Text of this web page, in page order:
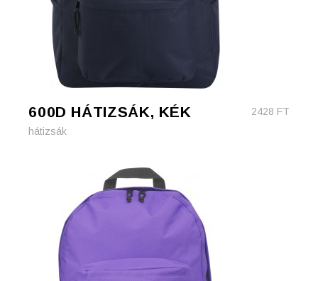
600D HÁTIZSÁK, KÉK 2428 FT
hátizsák